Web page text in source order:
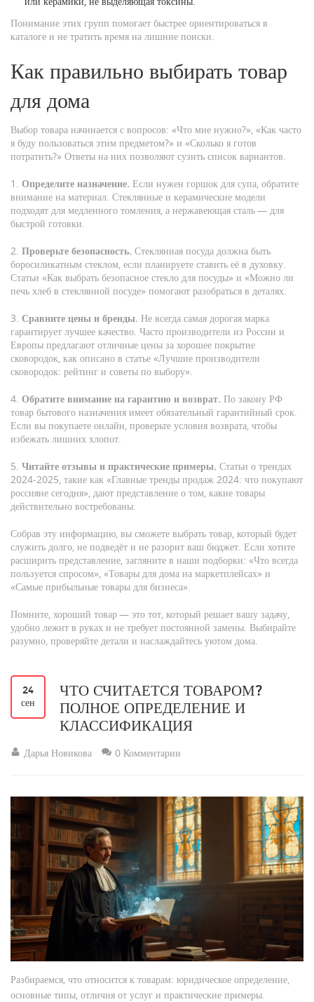
Понимание этих групп помогает быстрее ориентироваться в
каталоге и не тратить время на лишние поиски.
Как правильно выбирать товар
для дома
Выбор товара начинается с вопросов: «Что мне нужно?», «Как часто
я буду пользоваться этим предметом?» и «Сколько я готов
потратить?» Ответы на них позволяют сузить список вариантов.
1. Определите назначение. Если нужен горшок для супа, обратите
внимание на материал. Стеклянные и керамические модели
подходят для медленного томления, а нержавеющая сталь — для
быстрой готовки.
2. Проверьте безопасность. Стеклянная посуда должна быть
боросиликатным стеклом, если планируете ставить её в духовку.
Статьи «Как выбрать безопасное стекло для посуды» и «Можно ли
печь хлеб в стеклянной посуде» помогают разобраться в деталях.
3. Сравните цены и бренды. Не всегда самая дорогая марка
гарантирует лучшее качество. Часто производители из России и
Европы предлагают отличные цены за хорошее покрытие
сковородок, как описано в статье «Лучшие производители
сковородок: рейтинг и советы по выбору».
4. Обратите внимание на гарантию и возврат. По закону РФ
товар бытового назначения имеет обязательный гарантийный срок.
Если вы покупаете онлайн, проверьте условия возврата, чтобы
избежать лишних хлопот.
5. Читайте отзывы и практические примеры. Статьи о трендах
2024‑2025, такие как «Главные тренды продаж 2024: что покупают
россияне сегодня», дают представление о том, какие товары
действительно востребованы.
Собрав эту информацию, вы сможете выбрать товар, который будет
служить долго, не подведёт и не разорит ваш бюджет. Если хотите
расширить представление, загляните в наши подборки: «Что всегда
пользуется спросом», «Товары для дома на маркетплейсах» и
«Самые прибыльные товары для бизнеса».
Помните, хороший товар — это тот, который решает вашу задачу,
удобно лежит в руках и не требует постоянной замены. Выбирайте
разумно, проверяйте детали и наслаждайтесь уютом дома.
24
сен
ЧТО СЧИТАЕТСЯ ТОВАРОМ?
ПОЛНОЕ ОПРЕДЕЛЕНИЕ И
КЛАССИФИКАЦИЯ
Дарья Новикова 0 Комментарии
Разбираемся, что относится к товарам: юридическое определение,
основные типы, отличия от услуг и практические примеры.